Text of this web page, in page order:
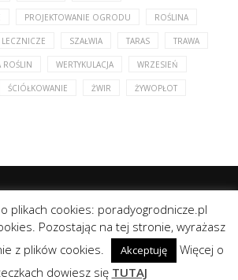
PROJEKTOWANIE OGRODU ROŚLINA
LECZNICZE SZAŁWIA TARAS TRAWA
ROŚLIN WERTYKULACJA WRZESIEŃ
ŚCIÓŁKOWANIE ŻWIR ŻYWOPŁOT
Designed and Developed byTanie
strony internetowe
plikach cookies: poradyogrodnicze.pl
Pozostając na tej stronie, wyrażasz
z plików cookies.
Akceptuję
Więcej o
dowiesz się TUTAJ